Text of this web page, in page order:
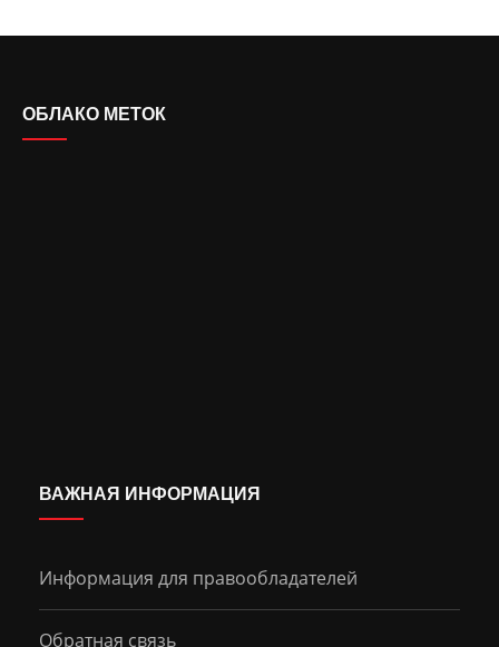
ОБЛАКО МЕТОК
ВАЖНАЯ ИНФОРМАЦИЯ
Информация для правообладателей
Обратная связь